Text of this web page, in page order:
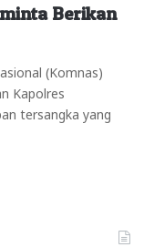
Berikan
(Komnas)
Kapolres
tersangka yang